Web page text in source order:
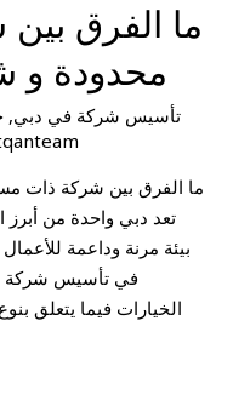
ما الفرق
محدودة و
تأسيس شركة في دبي,
ما الفرق بين شركة ذات
تعد دبي واحدة من أبرز
بيئة مرنة وداعمة
في تأسيس شركة
الخيارات فيما يتعلق